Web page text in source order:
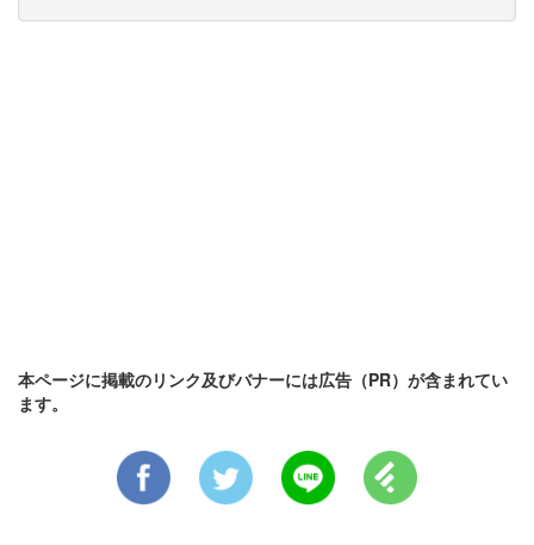
本ページに掲載のリンク及びバナーには広告（PR）が含まれてい
ます。